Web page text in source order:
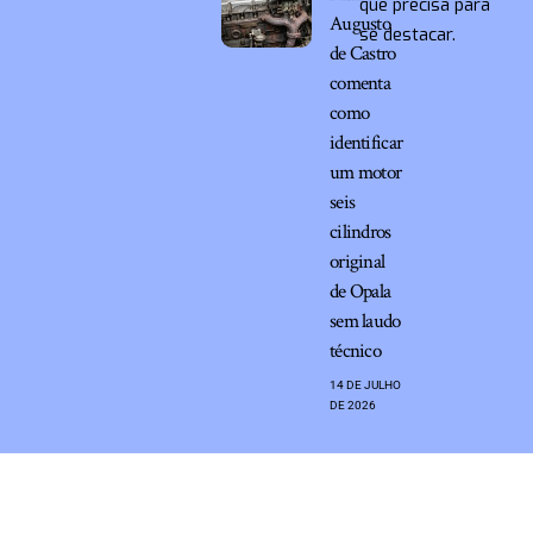
Augusto
de Castro
comenta
como
identificar
um motor
seis
cilindros
original
de Opala
sem laudo
técnico
14 DE JULHO
DE 2026
que precisa para
se destacar.